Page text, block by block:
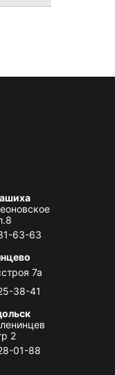
63-63
7а
38-41
2
01-88